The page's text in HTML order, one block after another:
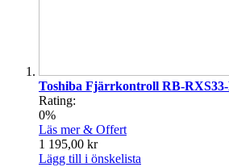
Toshiba Fjärrkontroll RB-
Rating:
0%
Läs mer & Offert
1 195,00 kr
Lägg till i önskelista